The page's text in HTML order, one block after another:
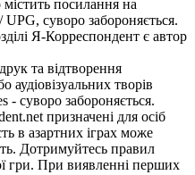
посилання на
суворо забороняється.
Я-Корреспондент є автор
та відтворення
аудіовізуальних творів
- суворо забороняється.
призначені для осіб
в азартних іграх може
Дотримуйтесь правил
гри. При виявленні перших